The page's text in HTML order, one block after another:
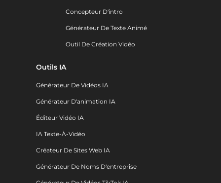
Concepteur D'intro
Générateur De Texte Animé
Outil De Création Vidéo
Outils IA
Générateur De Vidéos IA
Générateur D'animation IA
Éditeur Vidéo IA
IA Texte-À-Vidéo
Créateur De Sites Web IA
Générateur De Noms D'entreprise